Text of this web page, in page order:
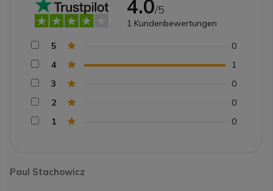
Paul Stachowicz
4.0/5
1 Kundenbewertungen
5
0
4
1
3
0
2
0
1
0